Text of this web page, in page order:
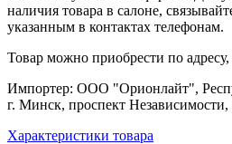
наличия товара в салоне,
указанным в контактах телефонам.
Товар можно приобрести по
Импортер: ООО "Орионлайт",
г. Минск, проспект
Характеристики товара